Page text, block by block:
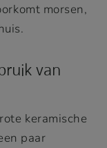
morsen,
van
keramische
paar